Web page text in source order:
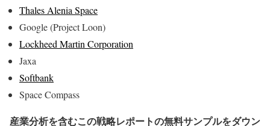
Thales Alenia Space
Google (Project Loon)
Lockheed Martin Corporation
Jaxa
Softbank
Space Compass
産業分析を含むこの戦略レポートの無料サンプルをダウン